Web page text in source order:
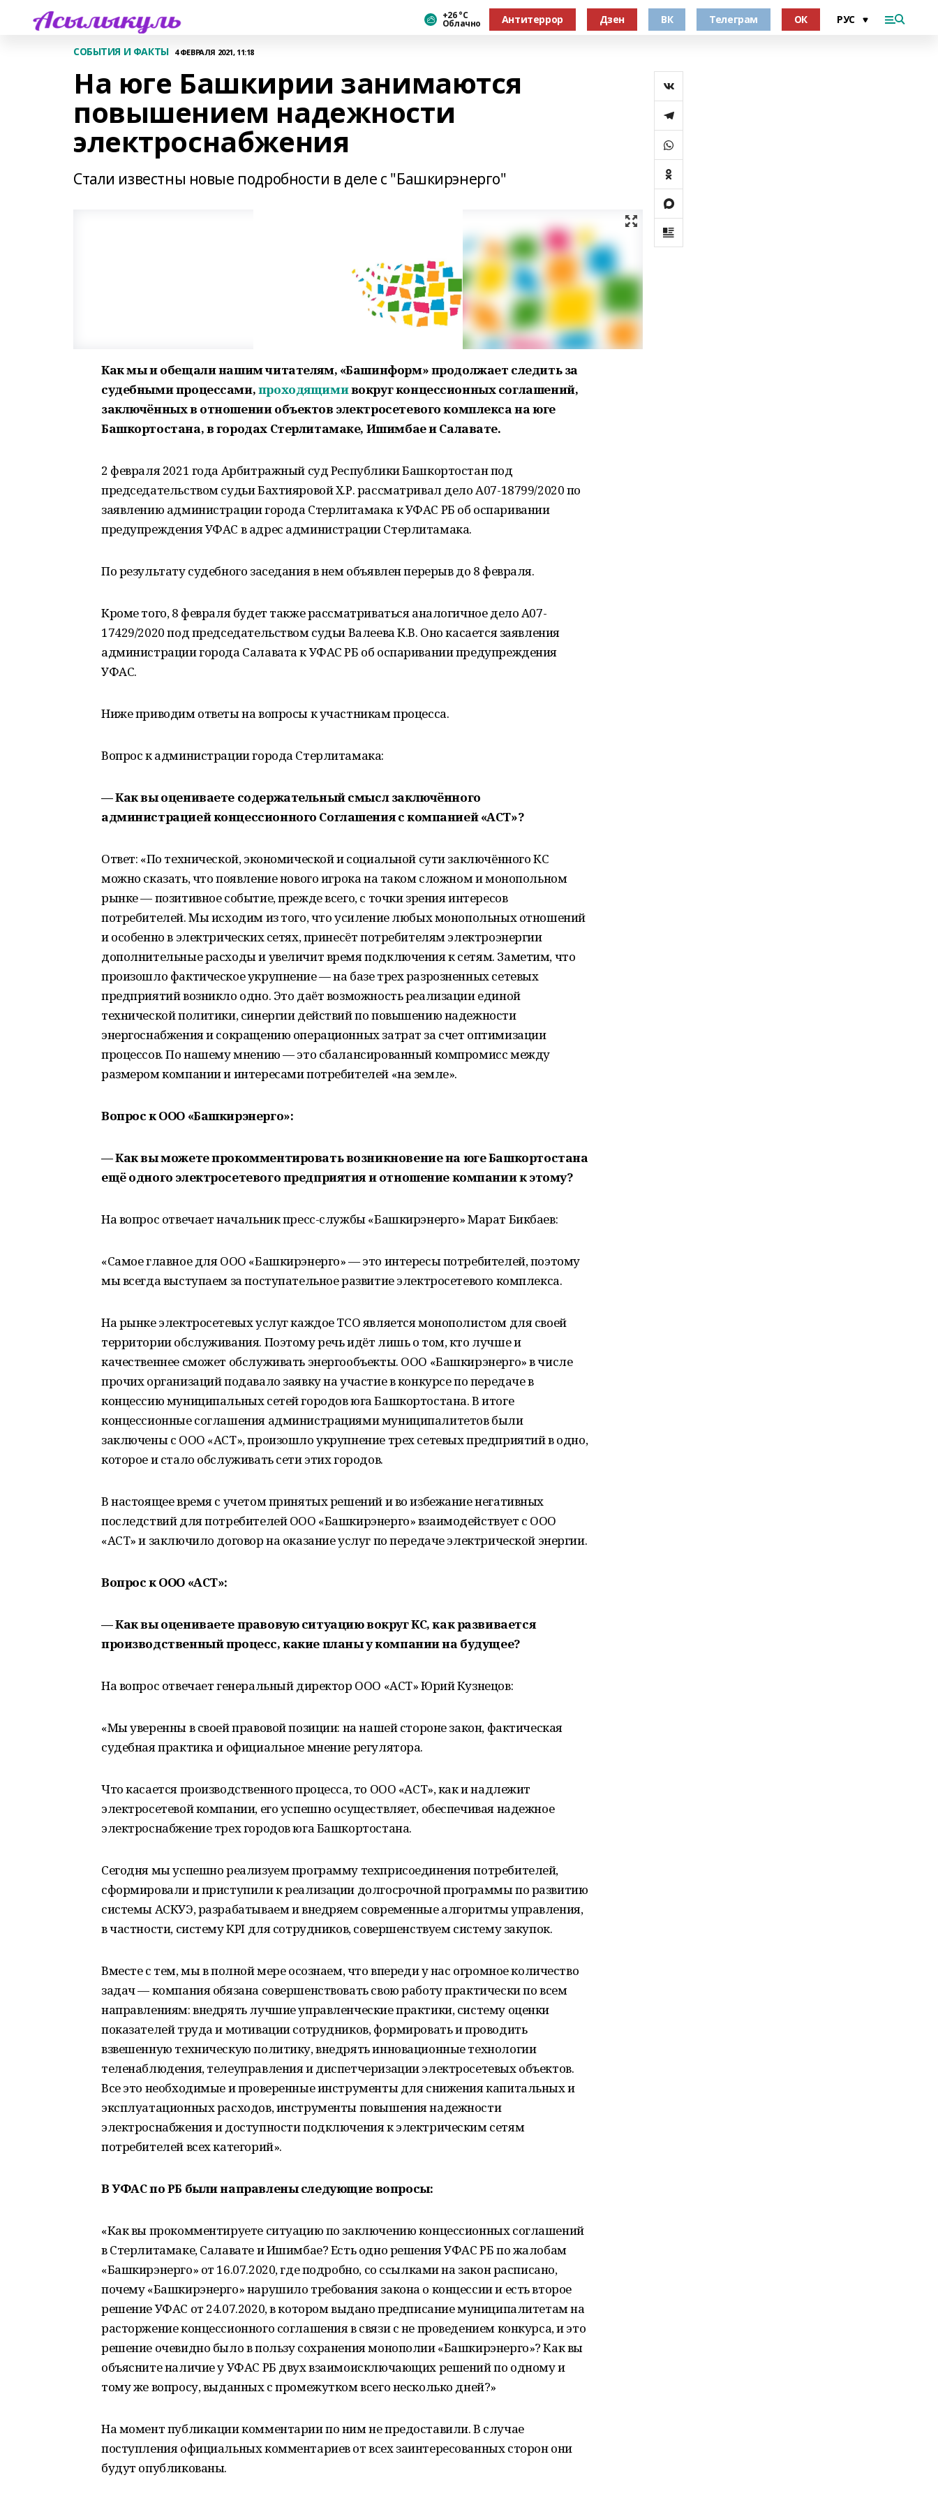
+26 °С
Облачно Антитеррор Дзен ВК Телеграм ОК
СОБЫТИЯ И ФАКТЫ 4 ФЕВРАЛЯ 2021, 11:18
На юге Башкирии занимаются
повышением надежности
электроснабжения
Стали известны новые подробности в деле с "Башкирэнерго"
Как мы и обещали нашим читателям, «Башинформ» продолжает следить за
судебными процессами,проходящимивокруг концессионных соглашений,
заключённых в отношении объектов электросетевого комплекса на юге
Башкортостана, в городах Стерлитамаке, Ишимбае и Салавате.
2 февраля 2021 года Арбитражный суд Республики Башкортостан под
председательством судьи Бахтияровой Х.Р. рассматривал дело А07-18799/2020 по
заявлению администрации города Стерлитамака к УФАС РБ об оспаривании
предупреждения УФАС в адрес администрации Стерлитамака.
По результату судебного заседания в нем объявлен перерыв до 8 февраля.
Кроме того, 8 февраля будет также рассматриваться аналогичное дело А07-
17429/2020 под председательством судьи Валеева К.В. Оно касается заявления
администрации города Салавата к УФАС РБ об оспаривании предупреждения
УФАС.
Ниже приводим ответы на вопросы к участникам процесса.
Вопрос к администрации города Стерлитамака:
— Как вы оцениваете содержательный смысл заключённого
администрацией концессионного Соглашения с компанией «АСТ»?
Ответ: «По технической, экономической и социальной сути заключённого КС
можно сказать, что появление нового игрока на таком сложном и монопольном
рынке — позитивное событие, прежде всего, с точки зрения интересов
потребителей. Мы исходим из того, что усиление любых монопольных отношений
и особенно в электрических сетях, принесёт потребителям электроэнергии
дополнительные расходы и увеличит время подключения к сетям. Заметим, что
произошло фактическое укрупнение — на базе трех разрозненных сетевых
предприятий возникло одно. Это даёт возможность реализации единой
технической политики, синергии действий по повышению надежности
энергоснабжения и сокращению операционных затрат за счет оптимизации
процессов. По нашему мнению — это сбалансированный компромисс между
размером компании и интересами потребителей «на земле».
Вопрос к ООО «Башкирэнерго»:
— Как вы можете прокомментировать возникновение на юге Башкортостана
ещё одного электросетевого предприятия и отношение компании к этому?
На вопрос отвечает начальник пресс-службы «Башкирэнерго» Марат Бикбаев:
«Самое главное для ООО «Башкирэнерго» — это интересы потребителей, поэтому
мы всегда выступаем за поступательное развитие электросетевого комплекса.
На рынке электросетевых услуг каждое ТСО является монополистом для своей
территории обслуживания. Поэтому речь идёт лишь о том, кто лучше и
качественнее сможет обслуживать энергообъекты. ООО «Башкирэнерго» в числе
прочих организаций подавало заявку на участие в конкурсе по передаче в
концессию муниципальных сетей городов юга Башкортостана. В итоге
концессионные соглашения администрациями муниципалитетов были
заключены с ООО «АСТ», произошло укрупнение трех сетевых предприятий в одно,
которое и стало обслуживать сети этих городов.
В настоящее время с учетом принятых решений и во избежание негативных
последствий для потребителей ООО «Башкирэнерго» взаимодействует с ООО
«АСТ» и заключило договор на оказание услуг по передаче электрической энергии.
Вопрос к ООО «АСТ»:
— Как вы оцениваете правовую ситуацию вокруг КС, как развивается
производственный процесс, какие планы у компании на будущее?
На вопрос отвечает генеральный директор ООО «АСТ» Юрий Кузнецов:
«Мы уверенны в своей правовой позиции: на нашей стороне закон, фактическая
судебная практика и официальное мнение регулятора.
Что касается производственного процесса, то ООО «АСТ», как и надлежит
электросетевой компании, его успешно осуществляет, обеспечивая надежное
электроснабжение трех городов юга Башкортостана.
Сегодня мы успешно реализуем программу техприсоединения потребителей,
сформировали и приступили к реализации долгосрочной программы по развитию
системы АСКУЭ, разрабатываем и внедряем современные алгоритмы управления,
в частности, систему KPI для сотрудников, совершенствуем систему закупок.
Вместе с тем, мы в полной мере осознаем, что впереди у нас огромное количество
задач — компания обязана совершенствовать свою работу практически по всем
направлениям: внедрять лучшие управленческие практики, систему оценки
показателей труда и мотивации сотрудников, формировать и проводить
взвешенную техническую политику, внедрять инновационные технологии
теленаблюдения, телеуправления и диспетчеризации электросетевых объектов.
Все это необходимые и проверенные инструменты для снижения капитальных и
эксплуатационных расходов, инструменты повышения надежности
электроснабжения и доступности подключения к электрическим сетям
потребителей всех категорий».
В УФАС по РБ были направлены следующие вопросы:
«Как вы прокомментируете ситуацию по заключению концессионных соглашений
в Стерлитамаке, Салавате и Ишимбае? Есть одно решения УФАС РБ по жалобам
«Башкирэнерго» от 16.07.2020, где подробно, со ссылками на закон расписано,
почему «Башкирэнерго» нарушило требования закона о концессии и есть второе
решение УФАС от 24.07.2020, в котором выдано предписание муниципалитетам на
расторжение концессионного соглашения в связи с не проведением конкурса, и это
решение очевидно было в пользу сохранения монополии «Башкирэнерго»? Как вы
объясните наличие у УФАС РБ двух взаимоисключающих решений по одному и
тому же вопросу, выданных с промежутком всего несколько дней?»
На момент публикации комментарии по ним не предоставили. В случае
поступления официальных комментариев от всех заинтересованных сторон они
будут опубликованы.